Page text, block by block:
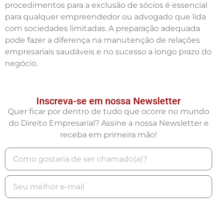
procedimentos para a exclusão de sócios é essencial
para qualquer empreendedor ou advogado que lida
com sociedades limitadas. A preparação adequada
pode fazer a diferença na manutenção de relações
empresariais saudáveis e no sucesso a longo prazo do
negócio.
Inscreva-se em nossa Newsletter
Quer ficar por dentro de tudo que ocorre no mundo
do Direito Empresarial? Assine a nossa Newsletter e
receba em primeira mão!